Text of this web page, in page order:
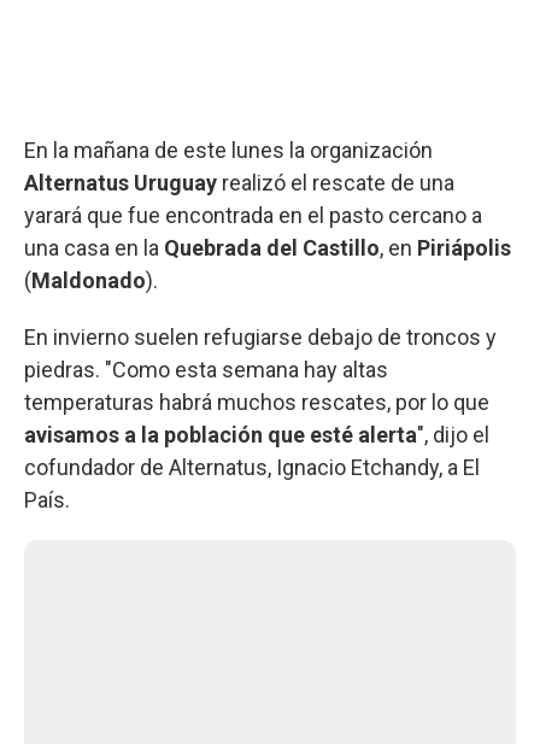
En la mañana de este lunes la organización
Alternatus Uruguay realizó el rescate de una
yarará que fue encontrada en el pasto cercano a
una casa en la Quebrada del Castillo, en Piriápolis
(Maldonado).
En invierno suelen refugiarse debajo de troncos y
piedras. "Como esta semana hay altas
temperaturas habrá muchos rescates, por lo que
avisamos a la población que esté alerta", dijo el
cofundador de Alternatus, Ignacio Etchandy, a El
País.